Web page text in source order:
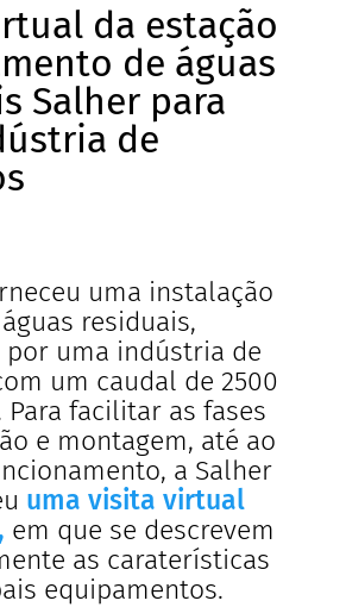
da estação
de águas
Salher para
de
uma instalação
residuais,
por uma indústria de
um caudal de 2500
Para facilitar as fases
e montagem, até ao
a Salher
uma visita virtual
em que se descrevem
as caraterísticas
equipamentos.